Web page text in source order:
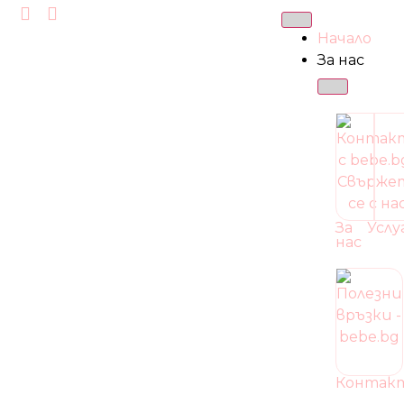
Начало
За нас
За
нас